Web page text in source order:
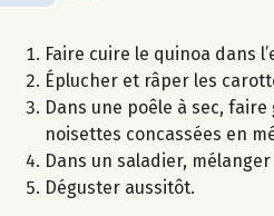
Faire cuire le quinoa dans
Éplucher et râper les
Dans une poêle à sec,
noisettes concassées en
Dans un saladier,
Déguster aussitôt.